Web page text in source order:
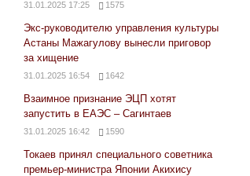
31.01.2025 17:25 1575
Экс-руководителю управления культуры
Астаны Мажагулову вынесли приговор
за хищение
31.01.2025 16:54 1642
Взаимное признание ЭЦП хотят
запустить в ЕАЭС – Сагинтаев
31.01.2025 16:42 1590
Токаев принял специального советника
премьер-министра Японии Акихису